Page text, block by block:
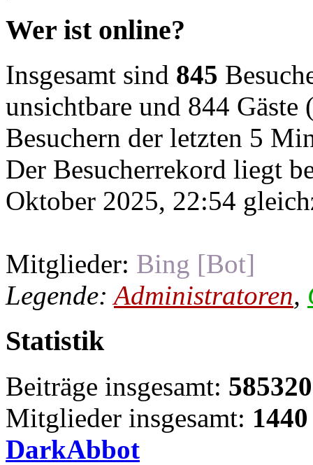
Wer ist online?
Insgesamt sind 845
unsichtbare und 844 Gäste
Besuchern der letzten 5
Der Besucherrekord liegt
Oktober 2025, 22:54
Mitglieder: Bing [Bot]
Legende:Administratoren,
Statistik
Beiträge insgesamt: 585320
Mitglieder insgesamt: 1440
DarkAbbot